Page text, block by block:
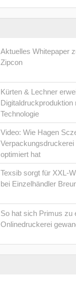
Aktuelles Whitepaper
Zipcon
Kürten & Lechner
Digitaldruckproduktion
Technologie
Video: Wie Hagen
optimiert hat
Texsib sorgt für XXL-
bei Einzelhändler
So hat sich Primus zu
Onlinedruckerei